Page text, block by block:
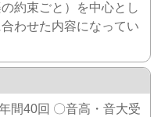
約束ごと）を中心とし
わせた内容になってい
間40回 〇音高・音大受